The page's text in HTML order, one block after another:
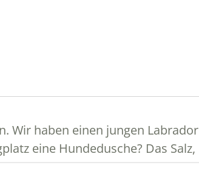
Wir haben einen jungen
eine Hundedusche? Das